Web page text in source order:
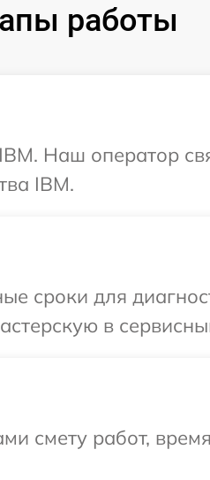
работы
Наш оператор
IBM.
сроки для
в
смету работ,